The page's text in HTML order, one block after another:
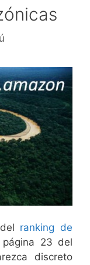
ranking de
23 del
discreto